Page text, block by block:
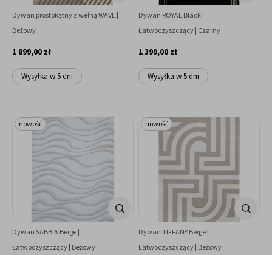
Dywan prostokątny z wełną WAVE |
Beżowy
1 899,00 zł
Wysyłka w 5 dni
Dywan ROYAL Black |
Łatwoczyszczący | Czarny
1 399,00 zł
Wysyłka w 5 dni
Dywan SABBIA Beige |
Łatwoczyszczący | Beżowy
nowość
Dywan TIFFANY Beige |
Łatwoczyszczący | Beżowy
nowość